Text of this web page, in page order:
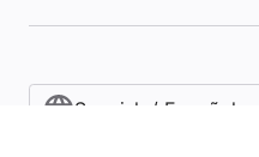
Spanish / Español